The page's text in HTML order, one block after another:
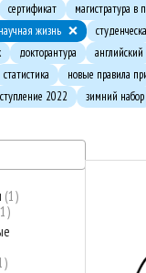
сертификат магистратура в
научная жизнь
докторантура английский
статистика новые правила
2022 зимний набор
1
1